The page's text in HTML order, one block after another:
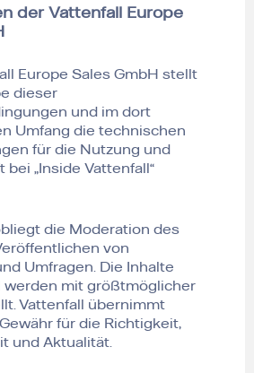
der Vattenfall Europe
Europe Sales GmbH stellt
dieser
und im dort
Umfang die technischen
für die Nutzung und
„Inside Vattenfall“
die Moderation des
von
Umfragen. Die Inhalte
werden mit größtmöglicher
Vattenfall übernimmt
für die Richtigkeit,
und Aktualität.